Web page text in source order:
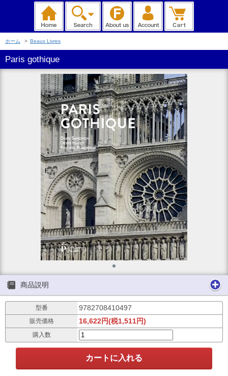
ホーム > Beaux Livres
Paris gothique
商品説明
型番 9782708410497
販売価格 16,622円(税1,511円)
購入数